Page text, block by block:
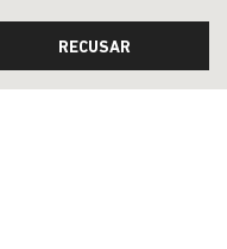
RECUSAR